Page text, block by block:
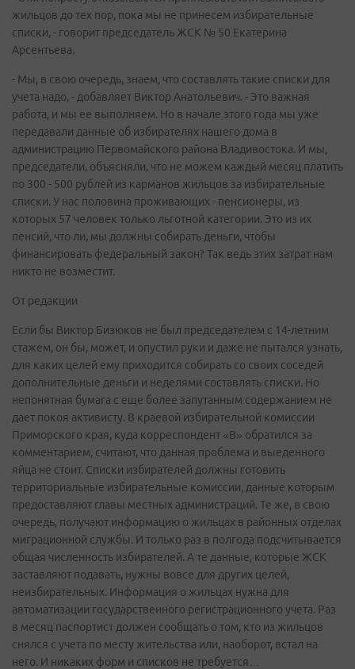
жильцов до тех пор, пока мы не принесем избирательные
списки, - говорит председатель ЖСК № 50 Екатерина
Арсентьева.
- Мы, в свою очередь, знаем, что составлять такие списки для
учета надо, - добавляет Виктор Анатольевич. - Это важная
работа, и мы ее выполняем. Но в начале этого года мы уже
передавали данные об избирателях нашего дома в
администрацию Первомайского района Владивостока. И мы,
председатели, объясняли, что не можем каждый месяц платить
по 300 - 500 рублей из карманов жильцов за избирательные
списки. У нас половина проживающих - пенсионеры, из
которых 57 человек только льготной категории. Это из их
пенсий, что ли, мы должны собирать деньги, чтобы
финансировать федеральный закон? Так ведь этих затрат нам
никто не возместит.
От редакции
Если бы Виктор Бизюков не был председателем с 14-летним
стажем, он бы, может, и опустил руки и даже не пытался узнать,
для каких целей ему приходится собирать со своих соседей
дополнительные деньги и неделями составлять списки. Но
непонятная бумага с еще более запутанным содержанием не
дает покоя активисту. В краевой избирательной комиссии
Приморского края, куда корреспондент «В» обратился за
комментарием, считают, что данная проблема и выеденного
яйца не стоит. Списки избирателей должны готовить
территориальные избирательные комиссии, данные которым
предоставляют главы местных администраций. Те же, в свою
очередь, получают информацию о жильцах в районных отделах
миграционной службы. И только раз в полгода подсчитывается
общая численность избирателей. А те данные, которые ЖСК
заставляют подавать, нужны вовсе для других целей,
неизбирательных. Информация о жильцах нужна для
автоматизации государственного регистрационного учета. Раз
в месяц паспортист должен сообщать о том, кто из жильцов
снялся с учета по месту жительства или, наоборот, встал на
него. И никаких форм и списков не требуется…